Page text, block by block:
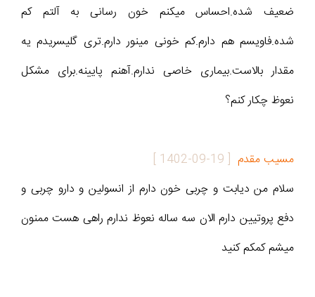
ضعیف شده.احساس میکنم خون رسانی به آلتم کم
شده.فاویسم هم دارم.کم خونی مینور دارم.تری گلیسریدم یه
مقدار بالاست.بیماری خاصی ندارم.آهنم پایینه.برای مشکل
نعوظ چکار کنم؟
مسیب مقدم [
1402-09-19
]
سلام من دیابت و چربی خون دارم از انسولین و دارو چربی و
دفع پروتیین دارم الان سه ساله نعوظ ندارم راهی هست ممنون
میشم کمکم کنید